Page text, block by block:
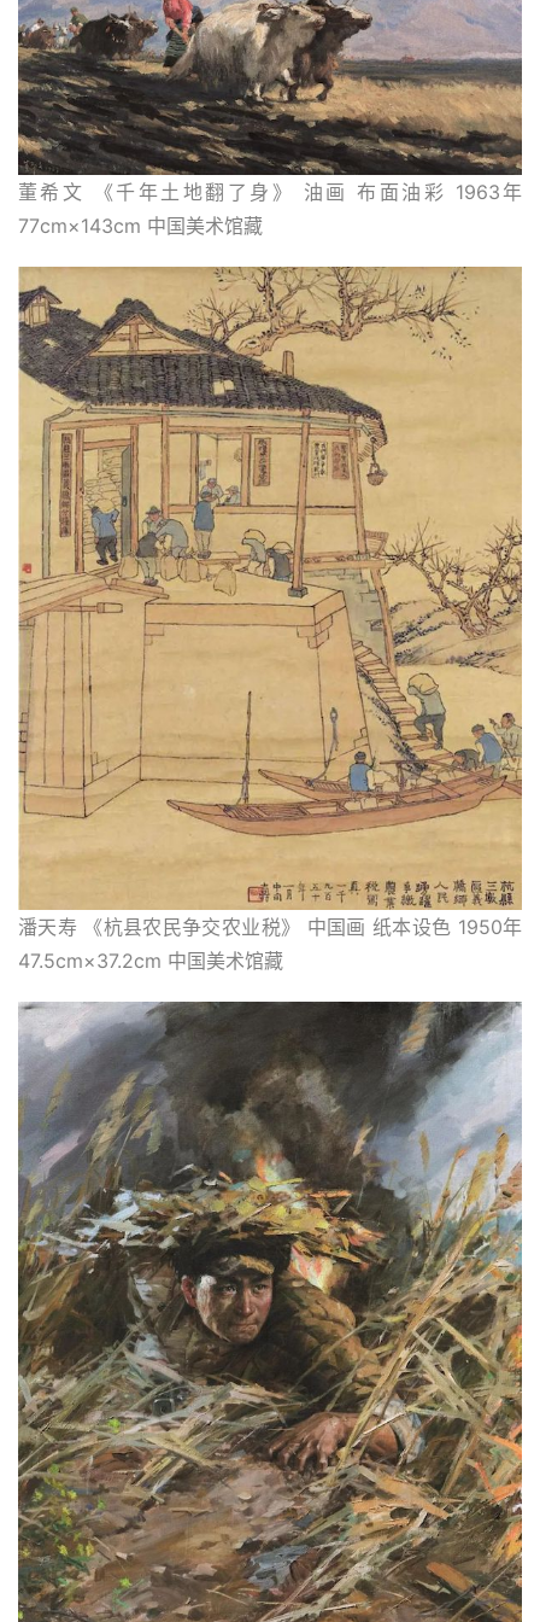
砚
边
夜
话
美
图
库
容
易
寫
用
錯
繁
體
字
一
百
例
董希文 《千年土地翻了身》 油画 布面油彩 1963年
77cm×143cm 中国美术馆藏
潘天寿 《杭县农民争交农业税》 中国画 纸本设色 1950年
47.5cm×37.2cm 中国美术馆藏